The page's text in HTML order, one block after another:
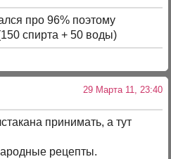
про 96% поэтому
спирта + 50 воды)
29 Марта 11, 23:40
принимать, а тут
рецепты.